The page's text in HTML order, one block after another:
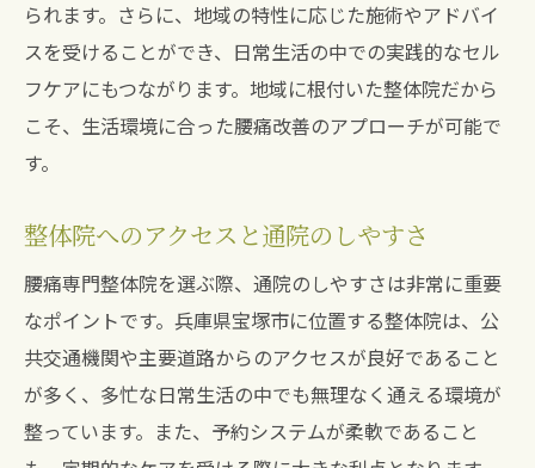
られます。さらに、地域の特性に応じた施術やアドバイ
スを受けることができ、日常生活の中での実践的なセル
フケアにもつながります。地域に根付いた整体院だから
こそ、生活環境に合った腰痛改善のアプローチが可能で
す。
整体院へのアクセスと通院のしやすさ
腰痛専門整体院を選ぶ際、通院のしやすさは非常に重要
なポイントです。兵庫県宝塚市に位置する整体院は、公
共交通機関や主要道路からのアクセスが良好であること
が多く、多忙な日常生活の中でも無理なく通える環境が
整っています。また、予約システムが柔軟であること